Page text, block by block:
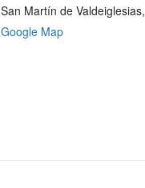
San Martín de Valdeiglesias,
Google Map